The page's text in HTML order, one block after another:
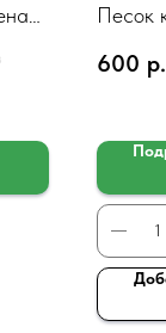
Песок
600 р.